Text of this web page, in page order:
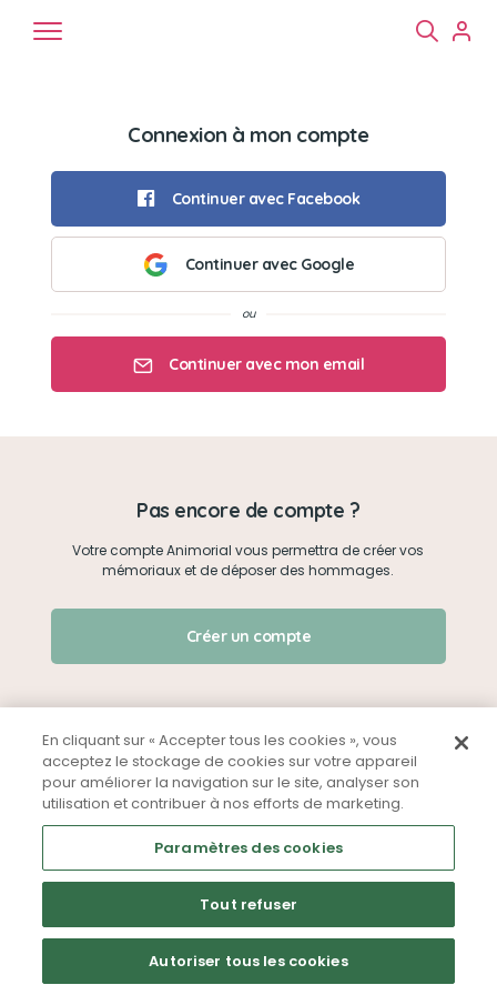
Chats
Créer un mémorial
Qui sommes-nous ?
Nous contacter
Partager sur Facebook
Connexion à mon compte
Continuer avec Facebook
Continuer avec Google
Continuer avec mon email
Je me connecte
Pas encore de compte ?
Votre compte Animorial vous permettra de créer vos
mémoriaux et de déposer des hommages.
Créer un compte
Mentions légales CGU Politique de confidentialité
En cliquant sur « Accepter tous les cookies », vous
acceptez le stockage de cookies sur votre appareil
pour améliorer la navigation sur le site, analyser son
utilisation et contribuer à nos efforts de marketing.
Paramètres des cookies
Tout refuser
Autoriser tous les cookies